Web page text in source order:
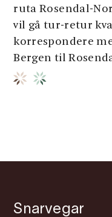
ruta Rosendal-
vil gå tur-retur
korrespondere
Bergen til
Snarvegar